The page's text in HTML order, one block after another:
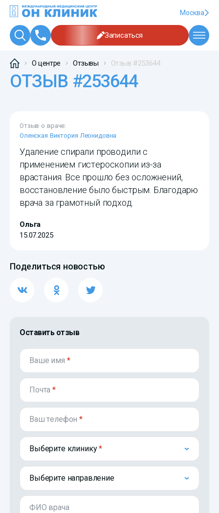
Москва
Записаться
О центре Отзывы Отзыв #253644
ОТЗЫВ #253644
Отзыв о враче:
Оленская Виктория Леонидовна
Удаление спирали проводили с
применением гистероскопии из-за
врастания. Все прошло без осложнений,
восстановление было быстрым. Благодарю
врача за грамотный подход.
Ольга
15.07.2025
Поделиться новостью
Оставить отзыв
Ваше имя *
Почта*
Ваш телефон*
Выберите клинику
Выберите направление
ФИО врача